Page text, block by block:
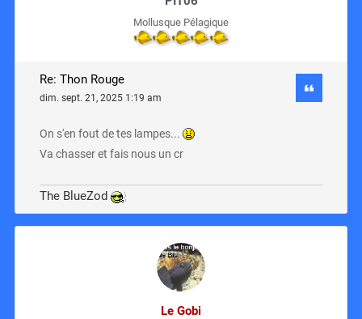
Mollusque Pélagique
Re: Thon Rouge
dim. sept. 21, 2025 1:19 am
On s'en fout de tes lampes...
Va chasser et fais nous un cr
The BlueZod
Le Gobi